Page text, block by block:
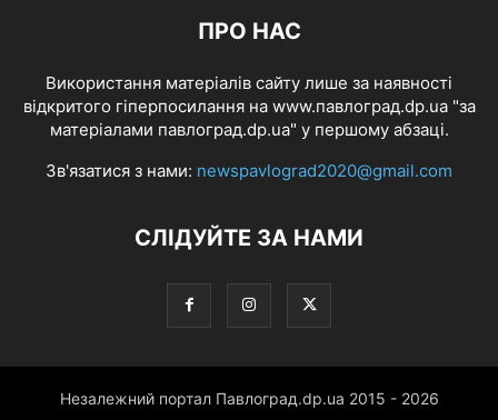
ПРО НАС
Використання матеріалів сайту лише за наявності
відкритого гіперпосилання на www.павлоград.dp.ua "за
матеріалами павлоград.dp.ua" у першому абзаці.
Зв'язатися з нами: newspavlograd2020@gmail.com
СЛІДУЙТЕ ЗА НАМИ
Незалежний портал Павлоград.dp.ua 2015 - 2026